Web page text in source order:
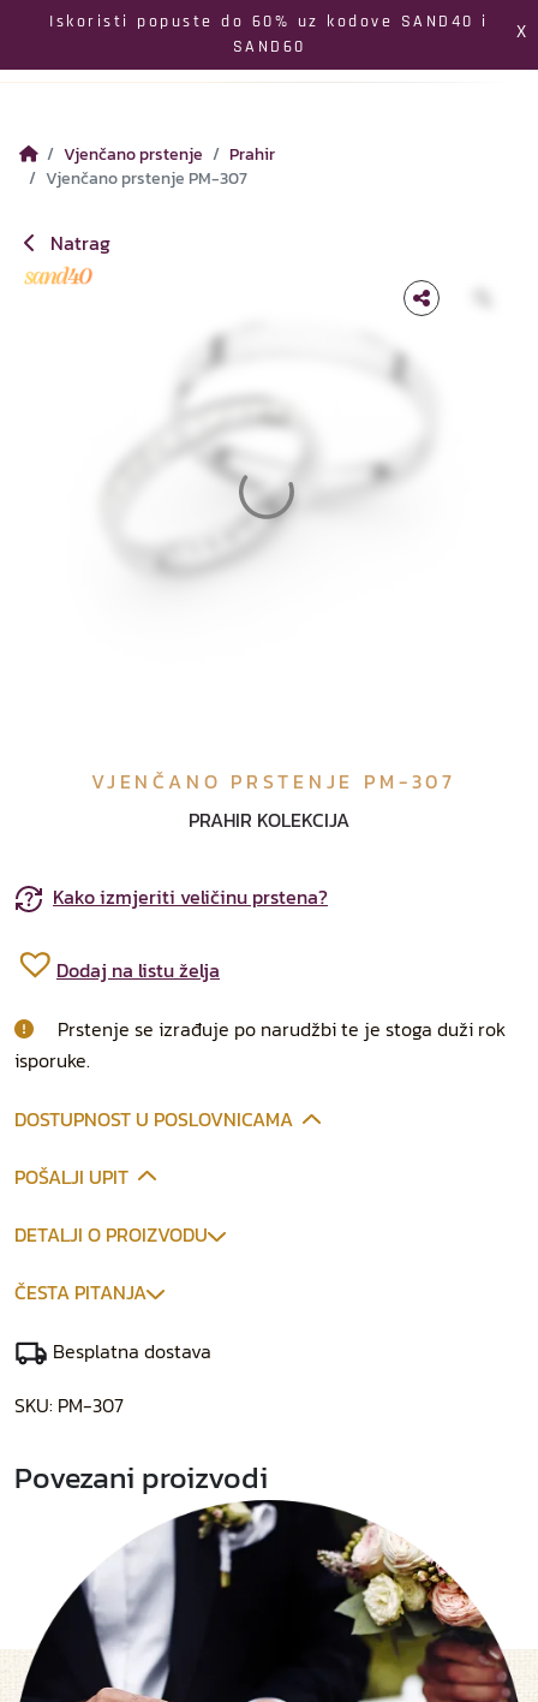
Iskoristi popuste do 60% uz kodove SAND40 i
SAND60
X
Izbornik
Profil Pretraga
Vjenčano prstenje
Prahir
Vjenčano prstenje PM-307
Natrag
VJENČANO PRSTENJE PM-307
PRAHIR KOLEKCIJA
Kako izmjeriti veličinu prstena?
Dodaj na listu želja
Prstenje se izrađuje po narudžbi te je stoga duži rok
isporuke.
DOSTUPNOST U POSLOVNICAMA
POŠALJI UPIT
DETALJI O PROIZVODU
ČESTA PITANJA
Besplatna dostava
SKU: PM-307
Povezani proizvodi